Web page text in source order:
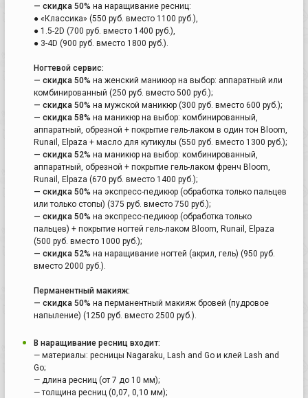
— скидка 50% на наращивание ресниц:
● «Классика» (550 руб. вместо 1100 руб.),
● 1.5-2D (700 руб. вместо 1400 руб.),
● 3-4D (900 руб. вместо 1800 руб.).
Ногтевой сервис:
— скидка 50% на женский маникюр на выбор: аппаратный или
комбинированный (250 руб. вместо 500 руб.);
— скидка 50% на мужской маникюр (300 руб. вместо 600 руб.);
— скидка 58% на маникюр на выбор: комбинированный,
аппаратный, обрезной + покрытие гель-лаком в один тон Bloom,
Runail, Elpaza + масло для кутикулы (550 руб. вместо 1300 руб.);
— скидка 52% на маникюр на выбор: комбинированный,
аппаратный, обрезной + покрытие гель-лаком френч Bloom,
Runail, Elpaza (670 руб. вместо 1400 руб.);
— скидка 50% на экспресс-педикюр (обработка только пальцев
или только стопы) (375 руб. вместо 750 руб.);
— скидка 50% на экспресс-педикюр (обработка только
пальцев) + покрытие ногтей гель-лаком Bloom, Runail, Elpaza
(500 руб. вместо 1000 руб.);
— скидка 52% на наращивание ногтей (акрил, гель) (950 руб.
вместо 2000 руб.).
Перманентный макияж:
— скидка 50% на перманентный макияж бровей (пудровое
напыление) (1250 руб. вместо 2500 руб.).
В наращивание ресниц входит:
— материалы: ресницы Nagaraku, Lash and Go и клей Lash and
Go;
— длина ресниц (от 7 до 10 мм);
— толщина ресниц (0,07, 0,10 мм);